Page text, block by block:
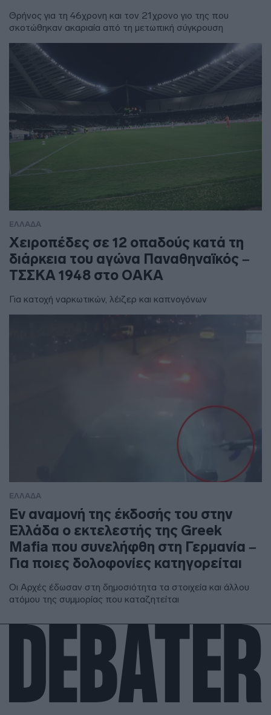
Θρήνος για τη 46χρονη και τον 21χρονο γιο της που
σκοτώθηκαν ακαριαία από τη μετωπική σύγκρουση
ΕΛΛΑΔΑ
Χειροπέδες σε 12 οπαδούς κατά τη
διάρκεια του αγώνα Παναθηναϊκός –
ΤΣΣΚΑ 1948 στο ΟΑΚΑ
Για κατοχή ναρκωτικών, λέιζερ και καπνογόνων
ΕΛΛΑΔΑ
Εν αναμονή της έκδοσής του στην
Ελλάδα ο εκτελεστής της Greek
Mafia που συνελήφθη στη Γερμανία –
Για ποιες δολοφονίες κατηγορείται
Οι Αρχές έδωσαν στη δημοσιότητα τα στοιχεία και άλλου
ατόμου της συμμορίας που καταζητείται